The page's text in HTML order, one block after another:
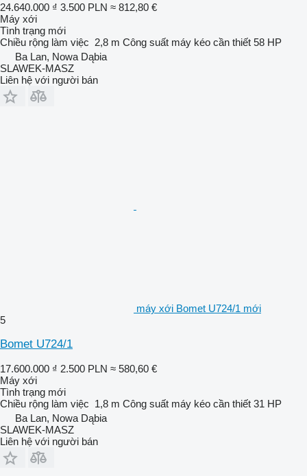
24.640.000 ₫ 3.500 PLN ≈ 812,80 €
Máy xới
Tình trạng mới
Chiều rộng làm việc 2,8 m Công suất máy kéo cần thiết 58 HP
Ba Lan, Nowa Dąbia
SLAWEK-MASZ
Liên hệ với người bán
máy xới Bomet U724/1 mới
5
Bomet U724/1
17.600.000 ₫ 2.500 PLN ≈ 580,60 €
Máy xới
Tình trạng mới
Chiều rộng làm việc 1,8 m Công suất máy kéo cần thiết 31 HP
Ba Lan, Nowa Dąbia
SLAWEK-MASZ
Liên hệ với người bán